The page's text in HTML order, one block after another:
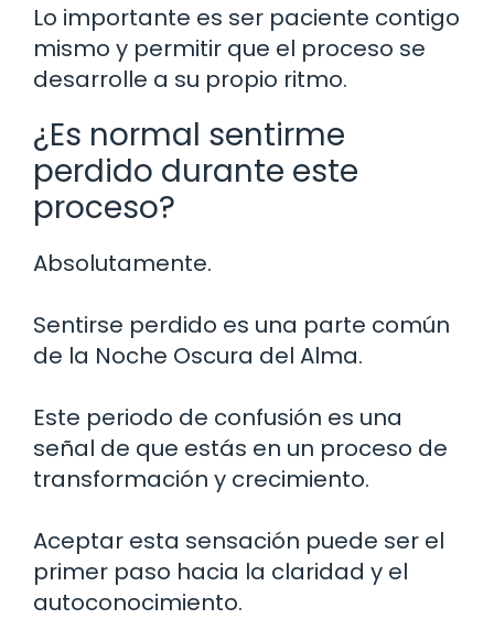
Lo importante es ser paciente contigo
mismo y permitir que el proceso se
desarrolle a su propio ritmo.
¿Es normal sentirme
perdido durante este
proceso?
Absolutamente.
Sentirse perdido es una parte común
de la Noche Oscura del Alma.
Este periodo de confusión es una
señal de que estás en un proceso de
transformación y crecimiento.
Aceptar esta sensación puede ser el
primer paso hacia la claridad y el
autoconocimiento.